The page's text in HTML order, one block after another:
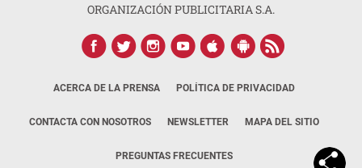
ORGANIZACIÓN PUBLICITARIA S.A.
ACERCA DE LA PRENSA POLÍTICA DE PRIVACIDAD
CONTACTA CON NOSOTROS NEWSLETTER MAPA DEL SITIO
PREGUNTAS FRECUENTES